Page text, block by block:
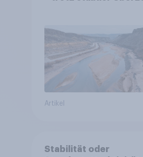
Artikel
Stabilität oder